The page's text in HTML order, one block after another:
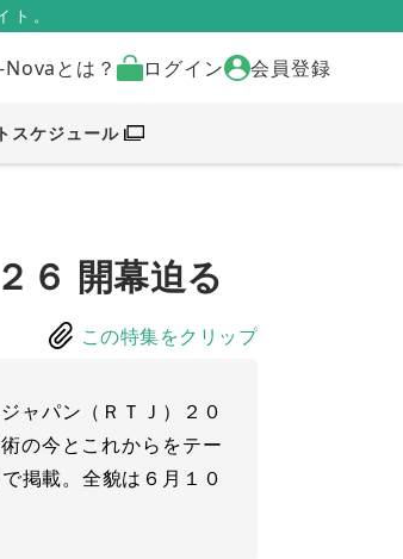
。
とは？ ログイン 会員登録
スケジュール
６ 開幕迫る
この特集をクリップ
ャパン（ＲＴＪ）２０
の今とこれからをテー
掲載。全貌は６月１０